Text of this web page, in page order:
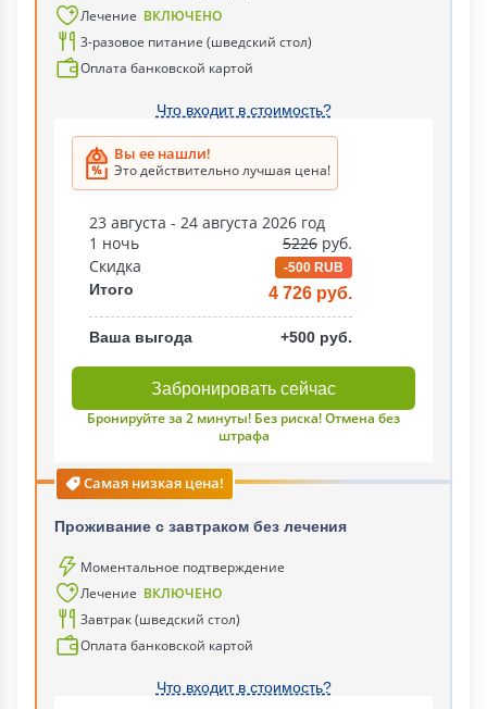
Лечение ВКЛЮЧЕНО
3-разовое питание (шведский стол)
Оплата банковской картой
Что входит в стоимость?
Вы ее нашли!
Это действительно лучшая цена!
23 августа - 24 августа 2026 год
1 ночь
5226 руб.
Скидка
-500 RUB
Итого 4 726 руб.
Ваша выгода +500 руб.
Забронировать сейчас
Бронируйте за 2 минуты! Без риска! Отмена без
штрафа
Самая низкая цена!
Проживание с завтраком без лечения
Моментальное подтверждение
Лечение ВКЛЮЧЕНО
Завтрак (шведский стол)
Оплата банковской картой
Что входит в стоимость?